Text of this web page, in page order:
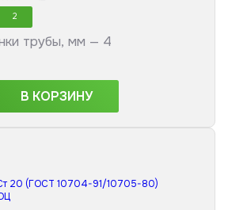
2
трубы, мм — 4
В КОРЗИНУ